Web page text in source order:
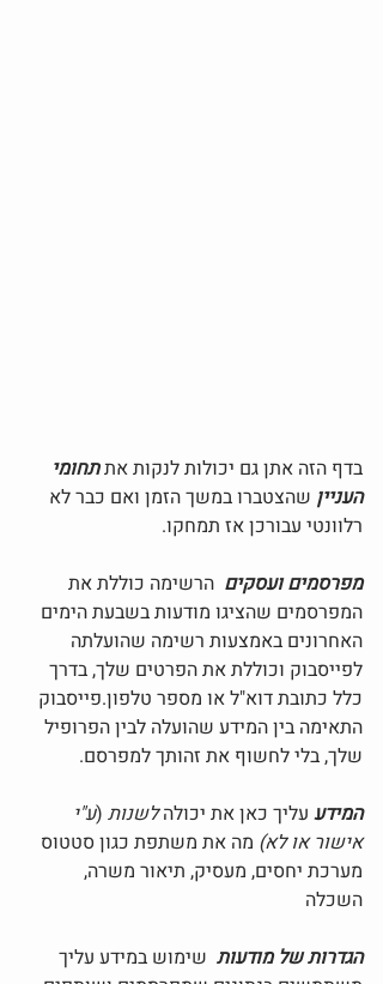
בדף הזה אתן גם יכולות לנקות את תחומי
העניין שהצטברו במשך הזמן ואם כבר לא
רלוונטי עבורכן אז תמחקו.
מפרסמים ועסקים הרשימה כוללת את
המפרסמים שהציגו מודעות בשבעת הימים
האחרונים באמצעות רשימה שהועלתה
לפייסבוק וכוללת את הפרטים שלך, בדרך
כלל כתובת דוא"ל או מספר טלפון.פייסבוק
התאימה בין המידע שהועלה לבין הפרופיל
שלך, בלי לחשוף את זהותך למפרסם.
המידע עליך כאן את יכולה לשנות (ע"י
אישור או לא) מה את משתפת כגון סטטוס
מערכת יחסים, מעסיק, תיאור משרה,
השכלה
הגדרות של מודעות שימוש במידע עליך